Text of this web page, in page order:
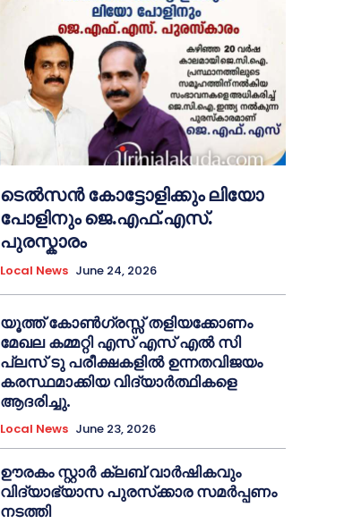
ടെൽസൻ കോട്ടോളിക്കും ലിയോ
പോളിനും ജെ.എഫ്.എസ്.
പുരസ്കാരം
Local News June 24, 2026
യൂത്ത് കോൺഗ്രസ്സ് തളിയക്കോണം
മേഖല കമ്മറ്റി എസ് എസ് എൽ സി
പ്ലസ് ടു പരീക്ഷകളിൽ ഉന്നതവിജയം
കരസ്ഥമാക്കിയ വിദ്യാർത്ഥികളെ
ആദരിച്ചു.
Local News June 23, 2026
ഊരകം സ്റ്റാർ ക്ലബ് വാർഷികവും
വിദ്യാഭ്യാസ പുരസ്‌ക്കാര സമർപ്പണം
നടത്തി